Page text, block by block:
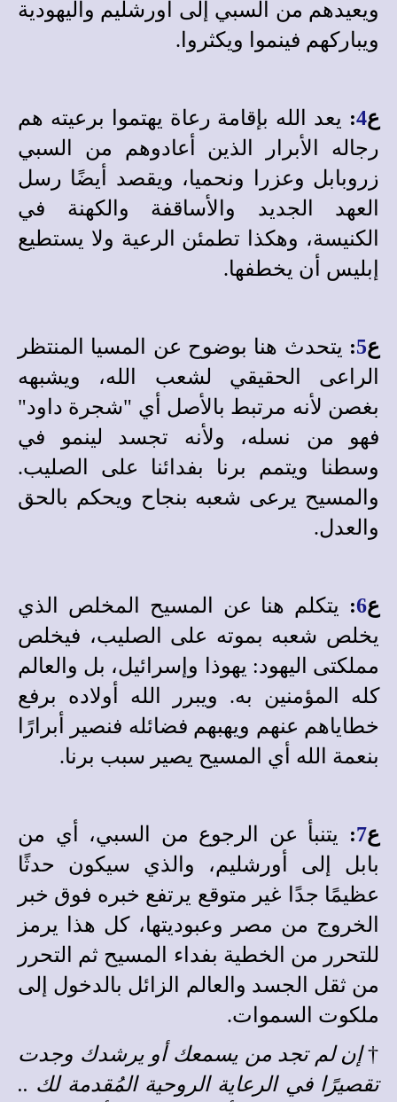
ويعيدهم من السبي إلى أورشليم واليهودية
ويباركهم فينموا ويكثروا.
ع4
: يعد الله بإقامة رعاة يهتموا برعيته هم
رجاله الأبرار الذين أعادوهم من السبي
زروبابل وعزرا ونحميا، ويقصد أيضًا رسل
العهد الجديد والأساقفة والكهنة في
الكنيسة، وهكذا تطمئن الرعية ولا يستطيع
إبليس أن يخطفها.
ع5
: يتحدث هنا بوضوح عن المسيا المنتظر
الراعى الحقيقي لشعب الله، ويشبهه
بغصن لأنه مرتبط بالأصل أي "شجرة داود"
فهو من نسله، ولأنه تجسد لينمو في
وسطنا ويتمم برنا بفدائنا على الصليب.
والمسيح يرعى شعبه بنجاح ويحكم بالحق
والعدل.
ع6
: يتكلم هنا عن المسيح المخلص الذي
يخلص شعبه بموته على الصليب، فيخلص
مملكتى اليهود: يهوذا وإسرائيل، بل والعالم
كله المؤمنين به. ويبرر الله أولاده برفع
خطاياهم عنهم ويهبهم فضائله فنصير أبرارًا
بنعمة الله أي المسيح يصير سبب برنا.
ع7
: يتنبأ عن الرجوع من السبي، أي من
بابل إلى أورشليم، والذي سيكون حدثًا
عظيمًا جدًا غير متوقع يرتفع خبره فوق خبر
الخروج من مصر وعبوديتها، كل هذا يرمز
للتحرر من الخطية بفداء المسيح ثم التحرر
من ثقل الجسد والعالم الزائل بالدخول إلى
ملكوت السموات.
†إن لم تجد من يسمعك أو يرشدك وجدت
تقصيرًا في الرعاية الروحية المُقدمة لك ..